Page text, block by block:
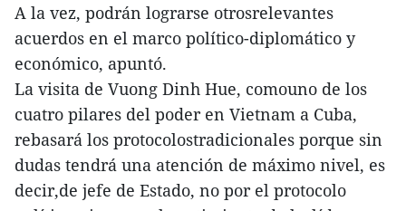
A la vez, podrán lograrse otrosrelevantes
acuerdos en el marco político-diplomático y
económico, apuntó.
La visita de Vuong Dinh Hue, comouno de los
cuatro pilares del poder en Vietnam a Cuba,
rebasará los protocolostradicionales porque sin
dudas tendrá una atención de máximo nivel, es
decir,de jefe de Estado, no por el protocolo